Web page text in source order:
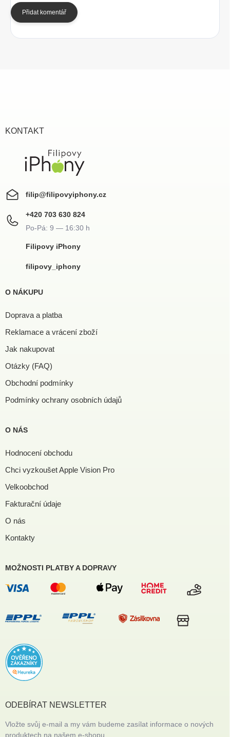
Přidat komentář
KONTAKT
filip@filipovyiphony.cz
+420 703 630 824
Filipovy iPhony
filipovy_iphony
O NÁKUPU
Doprava a platba
Reklamace a vrácení zboží
Jak nakupovat
Otázky (FAQ)
Obchodní podmínky
Podmínky ochrany osobních údajů
O NÁS
Hodnocení obchodu
Chci vyzkoušet Apple Vision Pro
Velkoobchod
Fakturační údaje
O nás
Kontakty
MOŽNOSTI PLATBY A DOPRAVY
ODEBÍRAT NEWSLETTER
Vložte svůj e-mail a my vám budeme zasílat informace o nových
produktech na našem e-shopu.